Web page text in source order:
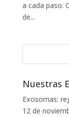
a cada paso.
de...
Nuestras
Exosomas:
12 de